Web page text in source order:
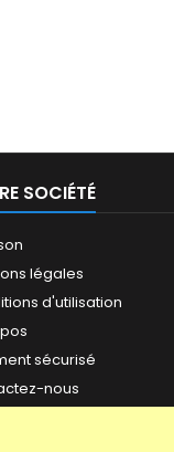
SOCIÉTÉ
légales
d'utilisation
sécurisé
nous